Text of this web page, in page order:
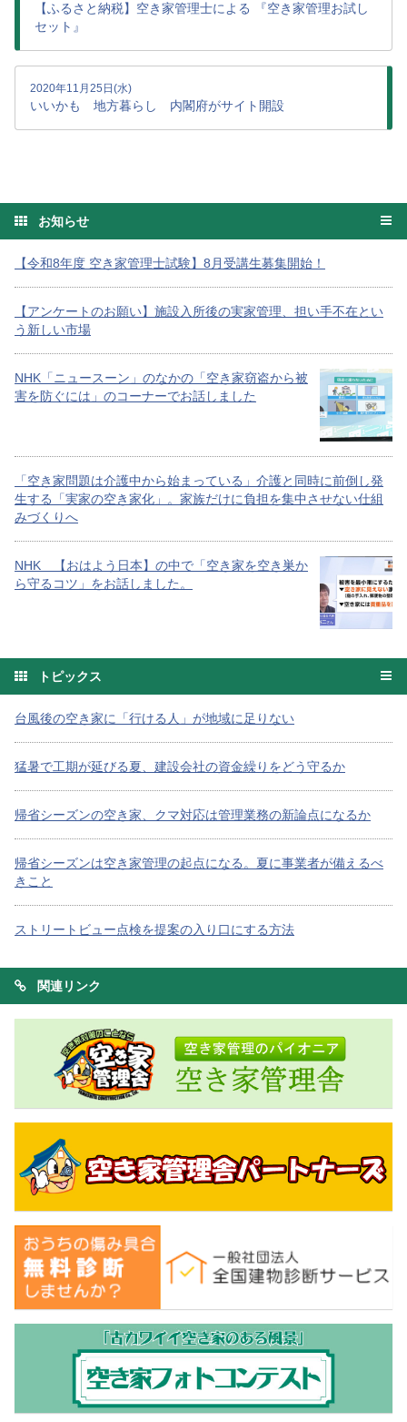
【ふるさと納税】空き家管理士による 『空き家管理お試し
セット』
2020年11月25日(水)
いいかも 地方暮らし 内閣府がサイト開設
お知らせ
【令和8年度 空き家管理士試験】8月受講生募集開始！
【アンケートのお願い】施設入所後の実家管理、担い手不在とい
う新しい市場
NHK「ニュースーン」のなかの「空き家窃盗から被
害を防ぐには」のコーナーでお話しました
「空き家問題は介護中から始まっている」介護と同時に前倒し発
生する「実家の空き家化」。家族だけに負担を集中させない仕組
みづくりへ
NHK 【おはよう日本】の中で「空き家を空き巣か
ら守るコツ」をお話しました。
トピックス
台風後の空き家に「行ける人」が地域に足りない
猛暑で工期が延びる夏、建設会社の資金繰りをどう守るか
帰省シーズンの空き家、クマ対応は管理業務の新論点になるか
帰省シーズンは空き家管理の起点になる。夏に事業者が備えるべ
きこと
ストリートビュー点検を提案の入り口にする方法
関連リンク